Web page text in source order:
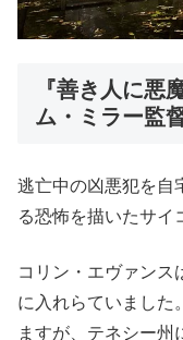
『善き人に悪
ム・ミラー監督
逃亡中の凶悪犯を自
る恐怖を描いたサイ
コリン・エヴァンス
に入れらていました
ますが、テネシー州